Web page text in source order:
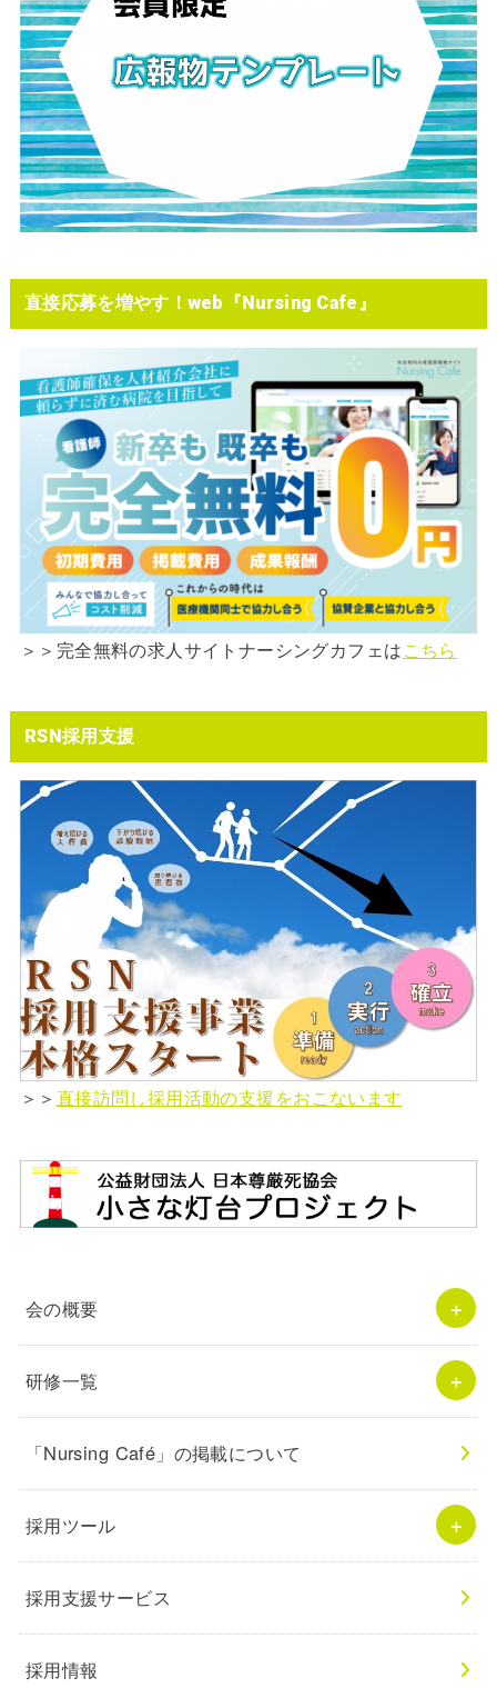
直接応募を増やす！web『Nursing Cafe』
＞＞完全無料の求人サイトナーシングカフェはこちら
RSN採用支援
＞＞ 直接訪問し採用活動の支援をおこないます
会の概要
研修一覧
「Nursing Café」の掲載について
採用ツール
採用支援サービス
採用情報